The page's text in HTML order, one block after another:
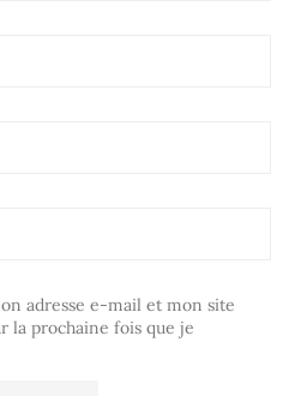
adresse e-mail et mon site
la prochaine fois que je